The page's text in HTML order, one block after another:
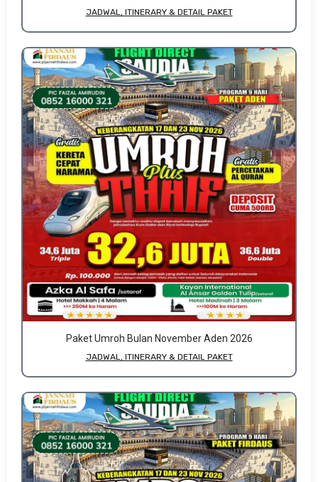
JADWAL, ITINERARY & DETAIL PAKET
Paket Umroh Bulan November Aden 2026
JADWAL, ITINERARY & DETAIL PAKET